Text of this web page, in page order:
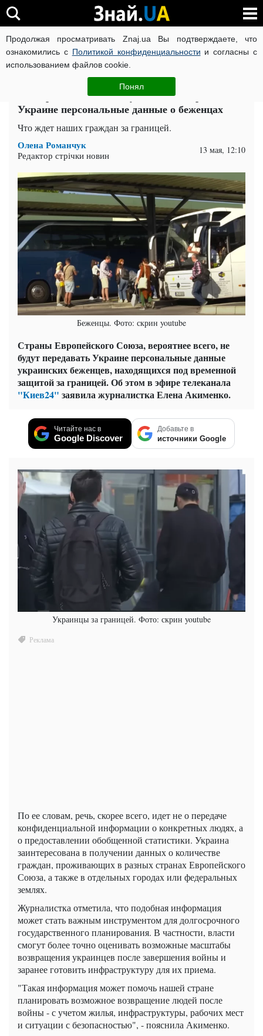
Продолжая просматривать Znaj.ua Вы подтверждаете, что
ознакомились с Политикой конфиденциальности и согласны с
использованием файлов cookie.
Понял
ВОЙНА РОССИИ ПРОТИВ УКРАИНЫ КОРОНАВИРУС В
ЧИТАТИ УКРАЇНСЬКОЮ
Эксперты объяснили, будет ли ЕС передавать
Украине персональные данные о беженцах
Что ждет наших граждан за границей.
Олена Романчук
Редактор стрічки новин 13 мая, 12:10
Беженцы. Фото: скрин youtube
Страны Европейского Союза, вероятнее всего, не
будут передавать Украине персональные данные
украинских беженцев, находящихся под временной
защитой за границей. Об этом в эфире телеканала
"Киев24" заявила журналистка Елена Акименко.
Читайте нас в
Google Discover
Добавьте в
источники Google
Украинцы за границей. Фото: скрин youtube
По ее словам, речь, скорее всего, идет не о передаче
конфиденциальной информации о конкретных людях, а
о предоставлении обобщенной статистики. Украина
заинтересована в получении данных о количестве
граждан, проживающих в разных странах Европейского
Союза, а также в отдельных городах или федеральных
землях.
Журналистка отметила, что подобная информация
может стать важным инструментом для долгосрочного
государственного планирования. В частности, власти
смогут более точно оценивать возможные масштабы
возвращения украинцев после завершения войны и
заранее готовить инфраструктуру для их приема.
"Такая информация может помочь нашей стране
планировать возможное возвращение людей после
войны - с учетом жилья, инфраструктуры, рабочих мест
и ситуации с безопасностью", - пояснила Акименко.